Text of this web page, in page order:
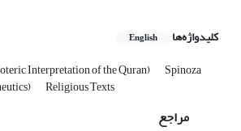
کلیدواژه‌ها English
Interpretation of the Quran) Spinoza
Religious Texts
مراجع